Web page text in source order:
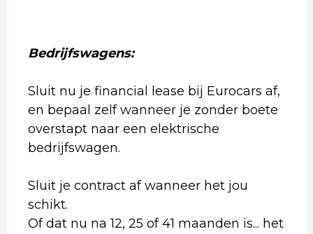
Bedrijfswagens:
Sluit nu je financial lease bij Eurocars af,
en bepaal zelf wanneer je zonder boete
overstapt naar een elektrische
bedrijfswagen.
Sluit je contract af wanneer het jou
schikt.
Of dat nu na 12, 25 of 41 maanden is... het